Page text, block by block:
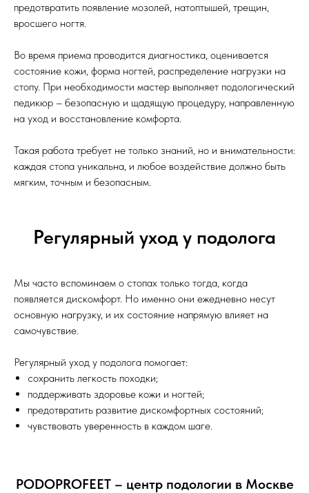
предотвратить появление мозолей, натоптышей, трещин,
вросшего ногтя.
Во время приема проводится диагностика, оценивается
состояние кожи, форма ногтей, распределение нагрузки на
стопу. При необходимости мастер выполняет подологический
педикюр – безопасную и щадящую процедуру, направленную
на уход и восстановление комфорта.
Такая работа требует не только знаний, но и внимательности:
каждая стопа уникальна, и любое воздействие должно быть
мягким, точным и безопасным.
Регулярный уход у подолога
Мы часто вспоминаем о стопах только тогда, когда
появляется дискомфорт. Но именно они ежедневно несут
основную нагрузку, и их состояние напрямую влияет на
самочувствие.
Регулярный уход у подолога помогает:
сохранить легкость походки;
поддерживать здоровье кожи и ногтей;
предотвратить развитие дискомфортных состояний;
чувствовать уверенность в каждом шаге.
PODOPROFEET – центр подологии в Москве